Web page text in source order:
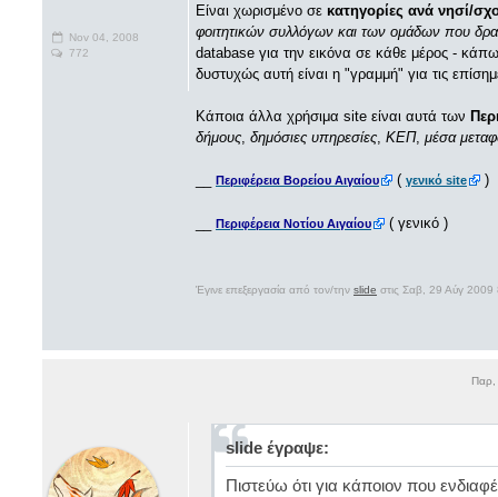
Nov 04, 2008
772
Είναι χωρισμένο σε κατηγορίες ανά νησί/
φοιτητικών συλλόγων και των ομάδων που
database για την εικόνα σε κάθε μέρος -
δυστυχώς αυτή είναι η "γραμμή" για τις
Κάποια άλλα χρήσιμα site είναι αυτά των
δήμους δημόσιες υπηρεσίες ΚΕΠ, μέσα
Περιφέρεια Βορείου Αιγαίου ( γενικό site )
Περιφέρεια Νοτίου Αιγαίου ( γενικό )
Έγινε επεξεργασία από τον/την slide στις Σαβ, 29 Αύγ
Παρ,
slide έγραψε:
Πιστεύω ότι για κάποιον που